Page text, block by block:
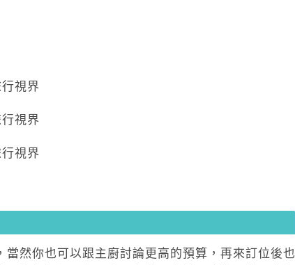
然你也可以跟主廚討論更高的預算，再來訂位後也